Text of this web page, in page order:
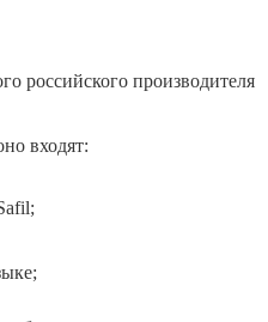
российского производителя
входят: